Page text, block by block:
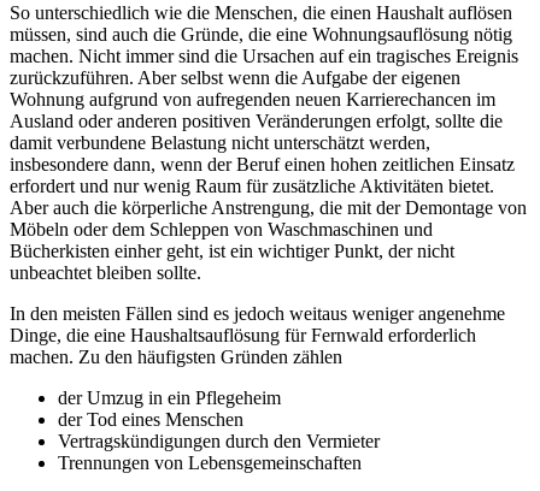
So unterschiedlich wie die Menschen, die einen Haushalt auflösen
müssen, sind auch die Gründe, die eine Wohnungsauflösung nötig
machen. Nicht immer sind die Ursachen auf ein tragisches Ereignis
zurückzuführen. Aber selbst wenn die Aufgabe der eigenen
Wohnung aufgrund von aufregenden neuen Karrierechancen im
Ausland oder anderen positiven Veränderungen erfolgt, sollte die
damit verbundene Belastung nicht unterschätzt werden,
insbesondere dann, wenn der Beruf einen hohen zeitlichen Einsatz
erfordert und nur wenig Raum für zusätzliche Aktivitäten bietet.
Aber auch die körperliche Anstrengung, die mit der Demontage von
Möbeln oder dem Schleppen von Waschmaschinen und
Bücherkisten einher geht, ist ein wichtiger Punkt, der nicht
unbeachtet bleiben sollte.
In den meisten Fällen sind es jedoch weitaus weniger angenehme
Dinge, die eine Haushaltsauflösung für Fernwald erforderlich
machen. Zu den häufigsten Gründen zählen
der Umzug in ein Pflegeheim
der Tod eines Menschen
Vertragskündigungen durch den Vermieter
Trennungen von Lebensgemeinschaften